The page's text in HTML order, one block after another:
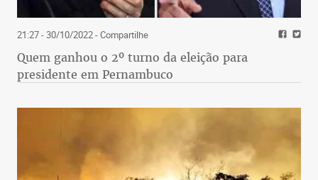
21:27 - 30/10/2022- Compartilhe
Quem ganhou o 2º turno da eleição para
presidente em Pernambuco